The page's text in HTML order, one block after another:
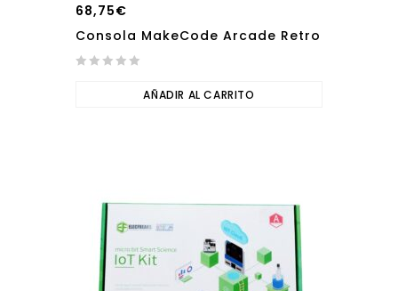
68,75€
Consola MakeCode Arcade Retro
AÑADIR AL CARRITO